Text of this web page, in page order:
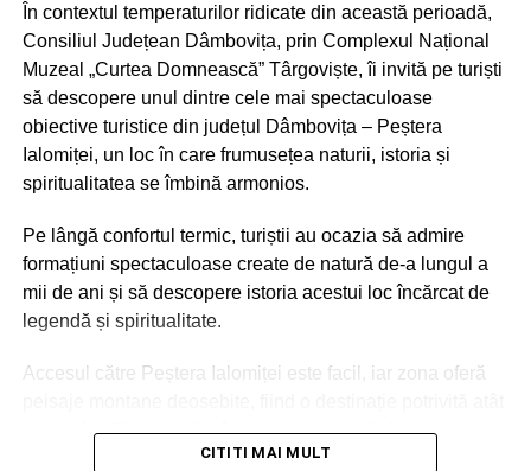
Ieri – 8 august 2026, a fost Șotânga. Înainte de a porni
petrecerea, în cadrul ședinței festive a Consiliului Local
prilejuită de sărbătoarea comunei, primarul Constantin
Stroe a premiat cuplurile care, în ciuda tuturor
destinul și, legați prin încredere și iubire, au depășit
bariera celor 50 de ani de statornicie întru familie.
Maratonul de sărbătoare s-a consumat în parcul de
tradiția muncitorească a localității. Tot în luna august, dar
și de acum, Constantin Stroe, au inaugurat, pe
amplasamentul unui teren degradat rămas moștenire de
În contextul temperaturilor ridicate din această perioadă,
Consiliul Județean Dâmbovița, prin Complexul Național
Muzeal „Curtea Domnească” Târgoviște, îi invită pe turiști
să descopere unul dintre cele mai spectaculoase
obiective turistice din județul Dâmbovița – Peștera
Ialomiței, un loc în care frumusețea naturii, istoria și
spiritualitatea se îmbină armonios.
Pe lângă confortul termic, turiștii au ocazia să admire
formațiuni spectaculoase create de natură de-a lungul a
mii de ani și să descopere istoria acestui loc încărcat de
legendă și spiritualitate.
Accesul către Peștera Ialomiței este facil, iar zona oferă
pentru familii cu copii, cât și pentru iubitorii de natură,
drumeție și patrimoniu.CITITI MAI MULT